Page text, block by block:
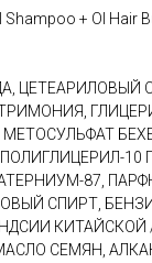
+ OI Hair
ЦЕТЕАРИЛОВЫЙ
10
87,
СПИРТ,
КИТАЙСКОЙ /
СЕМЯН,